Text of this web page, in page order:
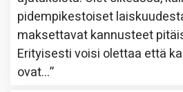
pidempikestoiset
maksettavat kannusteet
Erityisesti voisi olettaa että
ovat…”